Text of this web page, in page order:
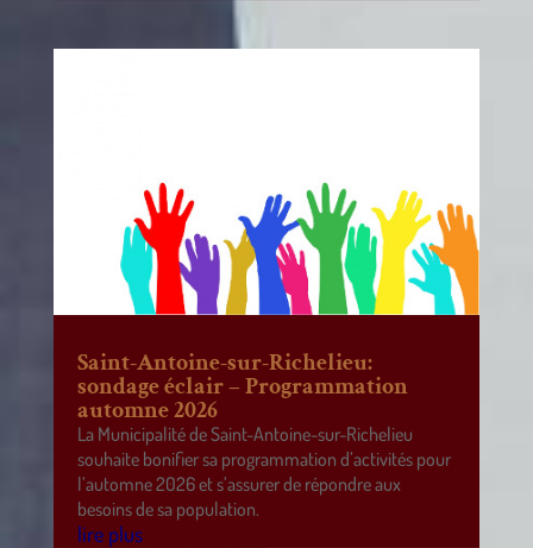
Saint-Antoine-sur-Richelieu:
sondage éclair – Programmation
automne 2026
La Municipalité de Saint-Antoine-sur-Richelieu
souhaite bonifier sa programmation d’activités pour
l’automne 2026 et s’assurer de répondre aux
besoins de sa population.
lire plus